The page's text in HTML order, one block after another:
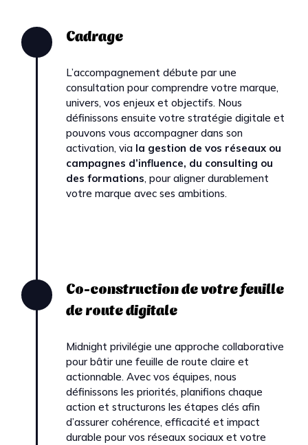
Cadrage
L’accompagnement débute par une
consultation pour comprendre votre marque,
univers, vos enjeux et objectifs. Nous
définissons ensuite votre stratégie digitale et
pouvons vous accompagner dans son
activation, via la gestion de vos réseaux ou
campagnes d’influence, du consulting ou
des formations, pour aligner durablement
votre marque avec ses ambitions.
Co-construction de votre feuille
de route digitale
Midnight privilégie une approche collaborative
pour bâtir une feuille de route claire et
actionnable. Avec vos équipes, nous
définissons les priorités, planifions chaque
action et structurons les étapes clés afin
d’assurer cohérence, efficacité et impact
durable pour vos réseaux sociaux et votre